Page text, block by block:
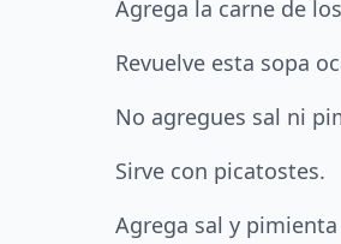
Agrega la carne de
Revuelve esta sopa
No agregues sal ni
Sirve con picatostes.
Agrega sal y